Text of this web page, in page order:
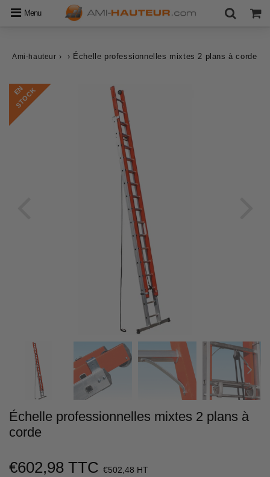
Menu
Ami-hauteur › › Échelle professionnelles mixtes 2 plans à corde
E
N
S
T
O
C
K
Échelle professionnelles mixtes 2 plans à
corde
€602,98 TTC €502,48 HT